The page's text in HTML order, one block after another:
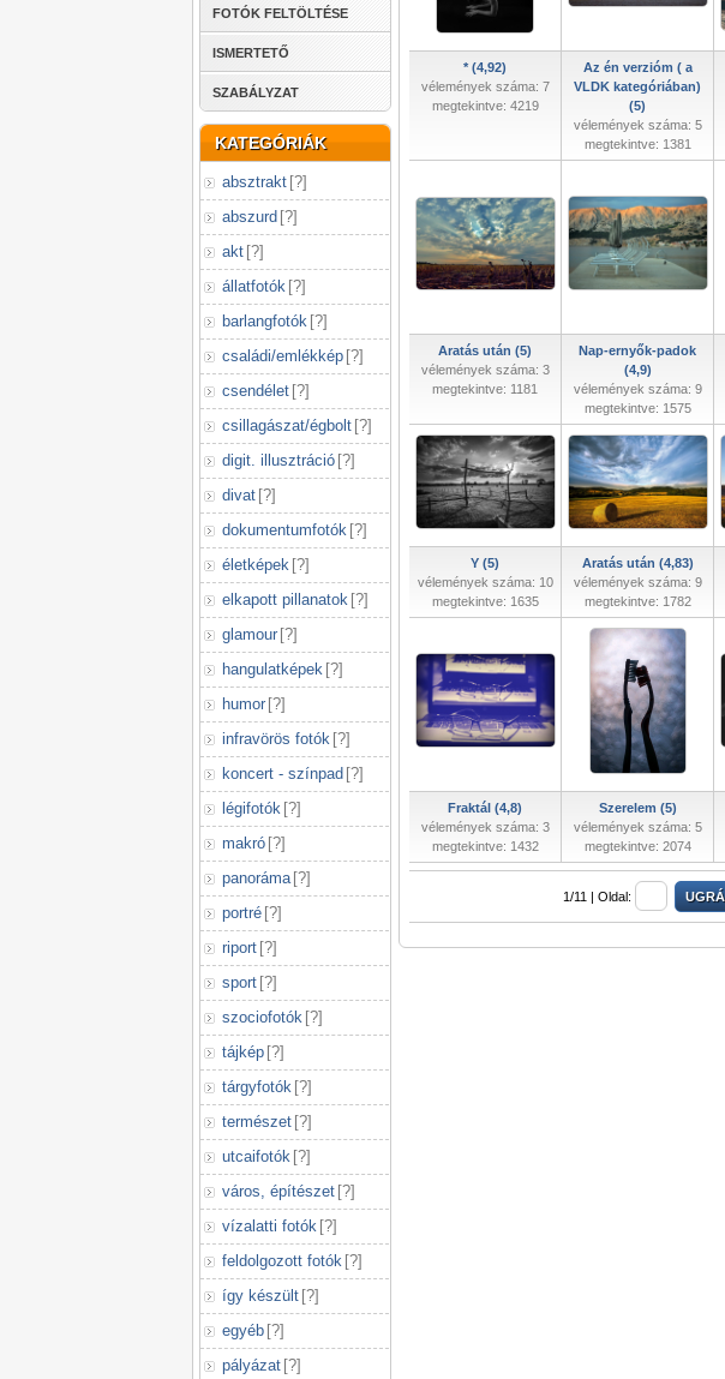
FOTÓK FELTÖLTÉSE
ISMERTETŐ
SZABÁLYZAT
KATEGÓRIÁK
absztrakt [?]
abszurd [?]
akt [?]
állatfotók [?]
barlangfotók [?]
családi/emlékkép [?]
csendélet [?]
csillagászat/égbolt [?]
digit. illusztráció [?]
divat [?]
dokumentumfotók [?]
életképek [?]
elkapott pillanatok [?]
glamour [?]
hangulatképek [?]
humor [?]
infravörös fotók [?]
koncert - színpad [?]
légifotók [?]
makró [?]
panoráma [?]
portré [?]
riport [?]
sport [?]
szociofotók [?]
tájkép [?]
tárgyfotók [?]
természet [?]
utcaifotók [?]
város, építészet [?]
vízalatti fotók [?]
feldolgozott fotók [?]
így készült [?]
egyéb [?]
pályázat [?]
* (4,92)
vélemények száma: 7
megtekintve: 4219
Az én verzióm ( a
VLDK kategóriában)
(5)
vélemények száma: 5
megtekintve: 1381
Aratás után (5)
vélemények száma: 3
megtekintve: 1181
Nap-ernyők-padok
(4,9)
vélemények száma: 9
megtekintve: 1575
Y (5)
vélemények száma: 10
megtekintve: 1635
Aratás után (4,83)
vélemények száma: 9
megtekintve: 1782
Fraktál (4,8)
vélemények száma: 3
megtekintve: 1432
Szerelem (5)
vélemények száma: 5
megtekintve: 2074
1/11 | Oldal: